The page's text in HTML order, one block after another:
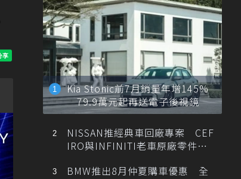
Kia Stonic前7月銷量年增145%
79.9萬元起再送電子後視鏡
NISSAN推經典車回廠專案 CEF
IRO與INFINITI老車原廠零件最
BMW推出8月仲夏購車優惠 全